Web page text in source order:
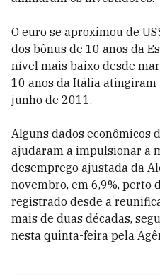
O euro se aproximou de
dos bônus de 10 anos da
nível mais baixo desde
10 anos da Itália
junho de 2011.
Alguns dados econômicos
ajudaram a impulsionar a
desemprego ajustada da
novembro, em 6,9%, perto
registrado desde a
mais de duas décadas,
nesta quinta-feira pela